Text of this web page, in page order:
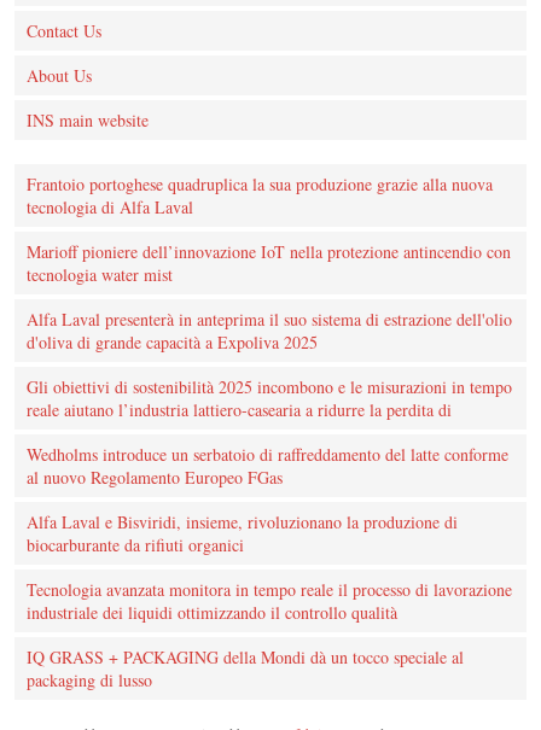
Contact Us
About Us
INS main website
Frantoio portoghese quadruplica la sua produzione grazie alla nuova
tecnologia di Alfa Laval
Marioff pioniere dell’innovazione IoT nella protezione antincendio con
tecnologia water mist
Alfa Laval presenterà in anteprima il suo sistema di estrazione dell'olio
d'oliva di grande capacità a Expoliva 2025
Gli obiettivi di sostenibilità 2025 incombono e le misurazioni in tempo
reale aiutano l’industria lattiero-casearia a ridurre la perdita di
Wedholms introduce un serbatoio di raffreddamento del latte conforme
al nuovo Regolamento Europeo FGas
Alfa Laval e Bisviridi, insieme, rivoluzionano la produzione di
biocarburante da rifiuti organici
Tecnologia avanzata monitora in tempo reale il processo di lavorazione
industriale dei liquidi ottimizzando il controllo qualità
IQ GRASS + PACKAGING della Mondi dà un tocco speciale al
packaging di lusso